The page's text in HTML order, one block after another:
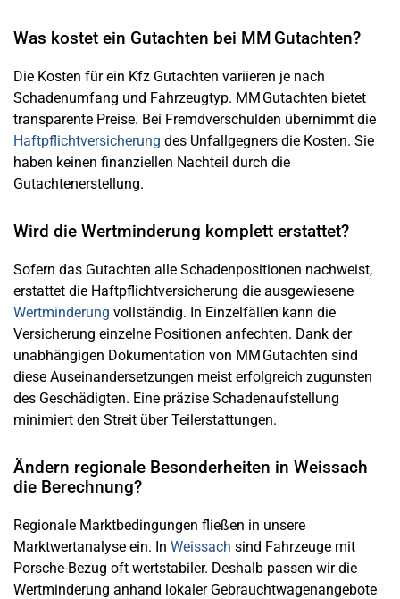
Was kostet ein Gutachten bei MM Gutachten?
Die Kosten für ein Kfz Gutachten variieren je nach
Schadenumfang und Fahrzeugtyp. MM Gutachten bietet
transparente Preise. Bei Fremdverschulden übernimmt die
Haftpflichtversicherung des Unfallgegners die Kosten. Sie
haben keinen finanziellen Nachteil durch die
Gutachtenerstellung.
Wird die Wertminderung komplett erstattet?
Sofern das Gutachten alle Schadenpositionen nachweist,
erstattet die Haftpflichtversicherung die ausgewiesene
Wertminderung vollständig. In Einzelfällen kann die
Versicherung einzelne Positionen anfechten. Dank der
unabhängigen Dokumentation von MM Gutachten sind
diese Auseinandersetzungen meist erfolgreich zugunsten
des Geschädigten. Eine präzise Schadenaufstellung
minimiert den Streit über Teilerstattungen.
Ändern regionale Besonderheiten in Weissach
die Berechnung?
Regionale Marktbedingungen fließen in unsere
Marktwertanalyse ein. In Weissach sind Fahrzeuge mit
Porsche-Bezug oft wertstabiler. Deshalb passen wir die
Wertminderung anhand lokaler Gebrauchtwagenangebote